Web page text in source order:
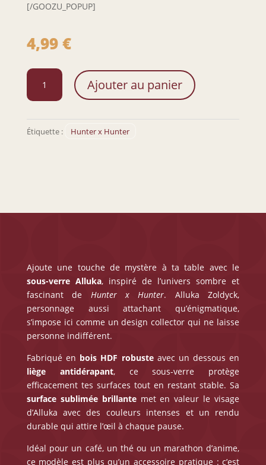
[/GOOZU_POPUP]
4,99€
quantité
Sous-
Alluka
Ajouter au panier
Étiquette : Hunter x Hunter
Ajoute une touche de mystère à ta table avec le
sous-verre Alluka, inspiré de l’univers sombre et
fascinant de Hunter x Hunter. Alluka Zoldyck,
personnage aussi attachant qu’énigmatique,
s’impose ici comme un design collector qui ne laisse
personne indifférent.
Fabriqué en bois HDF robusteavec un dessous en
liège antidérapant, ce sous-verre protège
efficacement tes surfaces tout en restant stable. Sa
surface sublimée brillantemet en valeur le visage
d’Alluka avec des couleurs intenses et un rendu
durable qui attire l’œil à chaque pause.
Idéal pour un café, un thé ou un marathon d’anime,
ce modèle est plus qu’un accessoire pratique : c’est